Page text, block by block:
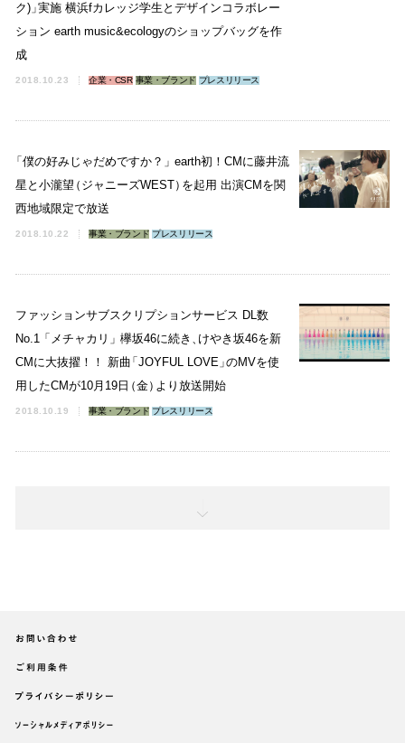
ク) 」実施 横浜fカレッジ学生とデザインコラボレー
ション earth music&ecologyのショップバッグを作
成
2018.10.23 企業・CSR 事業・ブランド プレスリリース
「 僕の好みじゃだめですか？ 」earth初！CMに藤井流
星と小瀧望（ ジャニーズWEST）を起用 出演CMを関
西地域限定で放送
2018.10.22 事業・ブランド プレスリリース
ファッションサブスクリプションサービス DL数
No.1「 メチャカリ 」欅坂46に続き 、けやき坂46を新
CMに大抜擢！！ 新曲「 JOYFUL LOVE」のMVを使
用したCMが10月19日（金）より放送開始
2018.10.19 事業・ブランド プレスリリース